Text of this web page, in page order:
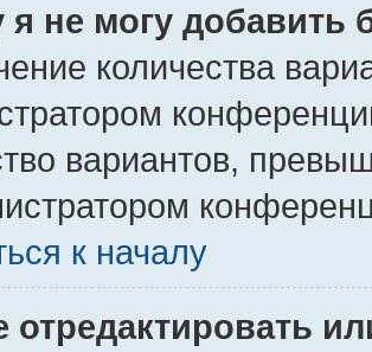
я не могу добавить
количества
вариантов,
к началу
отредактировать